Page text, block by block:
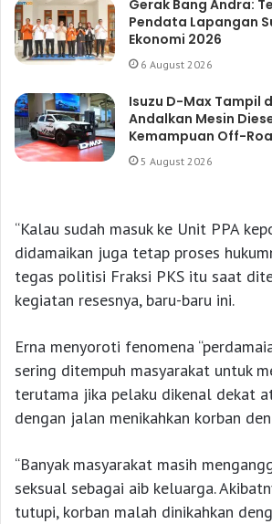
Gerak Bang Andra:
Pendata Lapangan
Ekonomi 2026
6 August 2026
Isuzu D-Max Tampil
Andalkan Mesin
Kemampuan Off-
5 August 2026
“Kalau sudah masuk ke Unit PPA
didamaikan juga tetap proses
tegas politisi Fraksi PKS itu saat
kegiatan resesnya, baru-baru ini.
Erna menyoroti fenomena
sering ditempuh masyarakat untuk
terutama jika pelaku dikenal dekat
dengan jalan menikahkan korban
“Banyak masyarakat masih
seksual sebagai aib keluarga.
tutupi, korban malah dinikahkan